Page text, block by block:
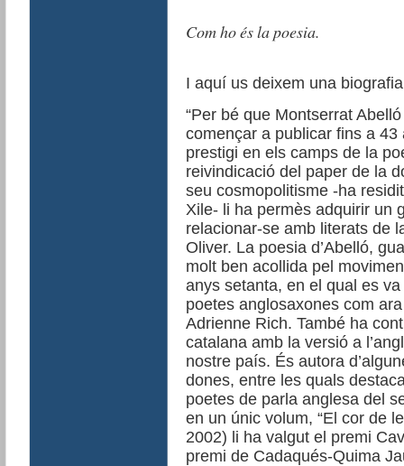
Com ho és la poesia.
I aquí us deixem una
“Per bé que Montserrat
començar a publicar fins a 43
prestigi en els camps de la
reivindicació del paper de la
seu cosmopolitisme -ha
Xile- li ha permès adquirir un
relacionar-se amb literats de
Oliver. La poesia d’Abelló,
molt ben acollida pel
anys setanta, en el qual es
poetes anglosaxones com
Adrienne Rich. També ha
catalana amb la versió a
nostre país. És autora
dones, entre les quals
poetes de parla anglesa del
en un únic volum, “El cor de
2002) li ha valgut el premi
premi de Cadaqués-Quima